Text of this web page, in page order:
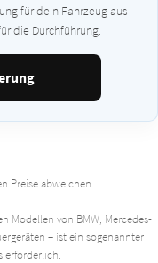
für dein Fahrzeug aus
die Durchführung.
Preise abweichen.
Modellen von BMW, Mercedes-
– ist ein sogenannter
erforderlich.